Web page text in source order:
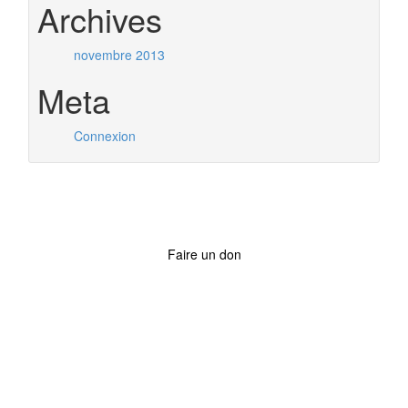
Archives
novembre 2013
Meta
Connexion
Faire un don